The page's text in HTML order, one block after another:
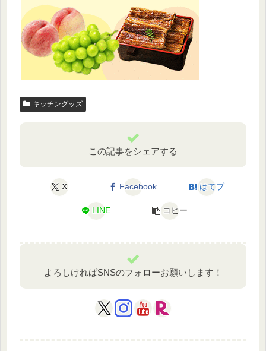
キッチングッズ
この記事をシェアする
X Facebook はてブ
LINE コピー
よろしければSNSのフォローお願いします！